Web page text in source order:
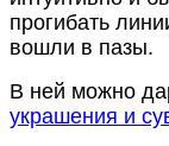
прогибать
вошли в пазы.
В ней можно
украшения и